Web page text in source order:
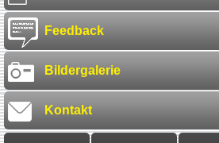
Feedback
Bildergalerie
Kontakt